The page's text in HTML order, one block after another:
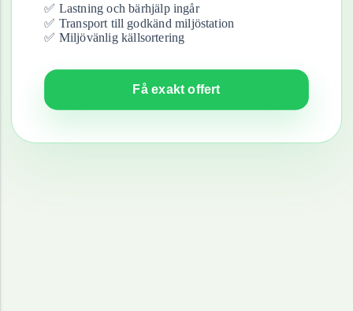
✅ Lastning och bärhjälp ingår
✅ Transport till godkänd miljöstation
✅ Miljövänlig källsortering
Få exakt offert